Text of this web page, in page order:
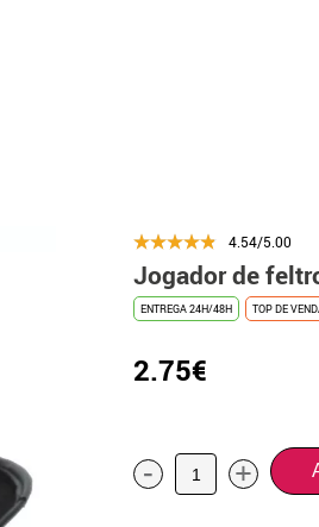
4.54/5.00
Jogador de
ENTREGA 24H/48H TOP DE
2.75€
- +